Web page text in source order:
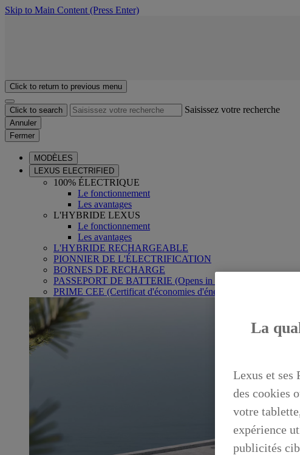
Skip to Main Content (Press Enter)
Click to return to previous menu
Click to search Saisissez votre recherche
Annuler
Fermer
MODÈLES
LEXUS ELECTRIFIED
100% ÉLECTRIQUE
Le fonctionnement
Les avantages
L'HYBRIDE LEXUS
Le fonctionnement
Les avantages
L'HYBRIDE RECHARGEABLE
PIONNIER DE L'ÉLECTRIFICATION
BORNES DE RECHARGE
PASSEPORT DE BATTERIE (Opens in new window)
PRIME CEE (Certificat d'économies d'énergie)
La
Lexus et ses
des cookies
votre
expérience
publicités